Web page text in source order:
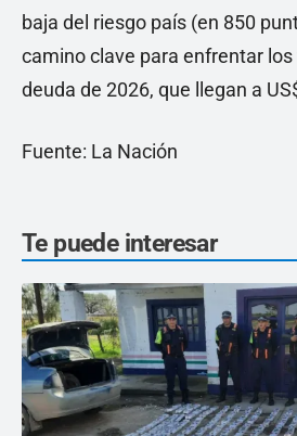
baja del riesgo país (en 850
camino clave para enfrentar
deuda de 2026, que llegan a
Fuente: La Nación
Te puede interesar